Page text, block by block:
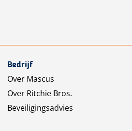
Bedrijf
Over Mascus
Over Ritchie Bros.
Beveiligingsadvies